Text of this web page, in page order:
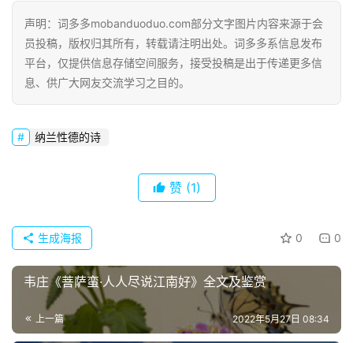
好
好
句
古
今
声明：词多多mobanduoduo.com部分文字图片内容来源于会
员投稿，版权归其所有，转载请注明出处。词多多系信息发布
平台，仅提供信息存储空间服务，接受投稿是出于传递更多信
息、供广大网友交流学习之目的。
纳兰性德的诗
赞 (1)
0 0
生成海报
韦庄《菩萨蛮·人人尽说江南好》全文及鉴赏
上一篇 2022年5月27日 08:34